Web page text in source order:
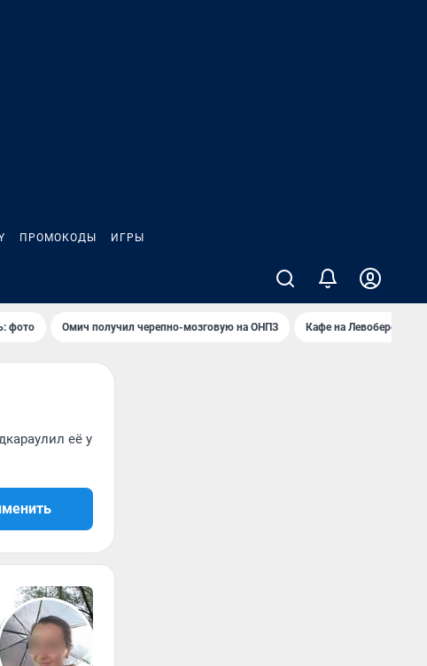
ПРОМОКОДЫ ИГРЫ
фото Омич получил черепно-мозговую на ОНПЗ Кафе на Левобережье
её у